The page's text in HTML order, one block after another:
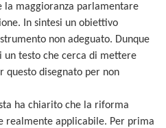
la maggioranza parlamentare
In sintesi un obiettivo
non adeguato. Dunque
un testo che cerca di mettere
questo disegnato per non
ha chiarito che la riforma
realmente applicabile. Per prima